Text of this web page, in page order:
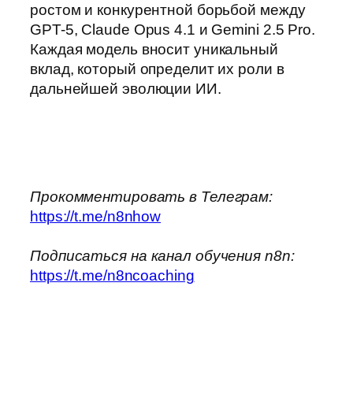
ростом и конкурентной борьбой между
GPT-5, Claude Opus 4.1 и Gemini 2.5 Pro.
Каждая модель вносит уникальный
вклад, который определит их роли в
дальнейшей эволюции ИИ.
Прокомментировать в Телеграм:
https://t.me/n8nhow
Подписаться на канал обучения n8n:
https://t.me/n8ncoaching